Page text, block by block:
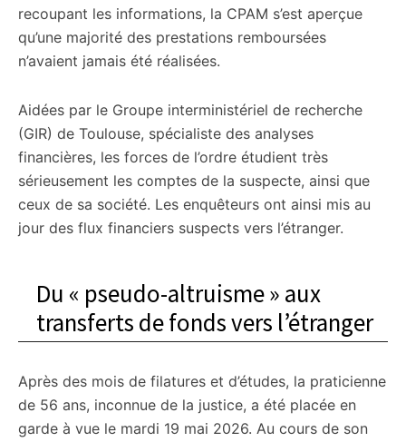
recoupant les informations, la CPAM s’est aperçue
qu’une majorité des prestations remboursées
n’avaient jamais été réalisées.
Aidées par le Groupe interministériel de recherche
(GIR) de Toulouse, spécialiste des analyses
financières, les forces de l’ordre étudient très
sérieusement les comptes de la suspecte, ainsi que
ceux de sa société. Les enquêteurs ont ainsi mis au
jour des flux financiers suspects vers l’étranger.
Du « pseudo-altruisme » aux
transferts de fonds vers l’étranger
Après des mois de filatures et d’études, la praticienne
de 56 ans, inconnue de la justice, a été placée en
garde à vue le mardi 19 mai 2026. Au cours de son